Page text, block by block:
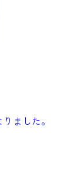
ました。